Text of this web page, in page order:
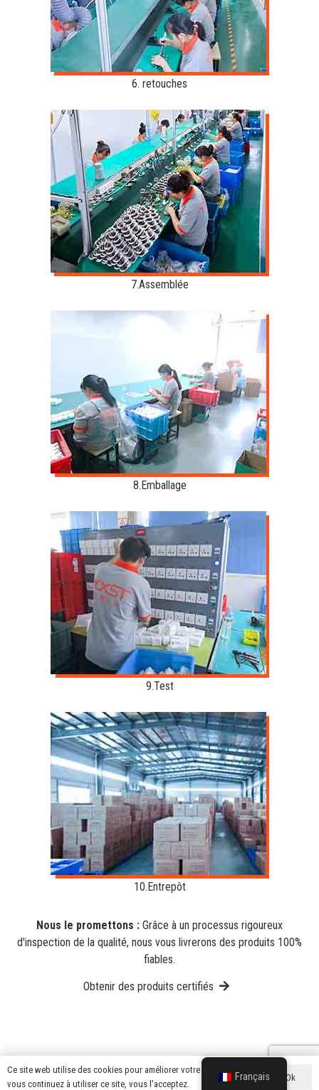
6. retouches
7.Assemblée
8.Emballage
9.Test
10.Entrepôt
Nous le promettons : Grâce à un processus rigoureux
d'inspection de la qualité, nous vous livrerons des produits 100%
fiables.
Obtenir des produits certifiés
Français
Ce site web utilise des cookies pour améliorer votre expérience. Si
vous continuez à utiliser ce site, vous l'acceptez.
Ok